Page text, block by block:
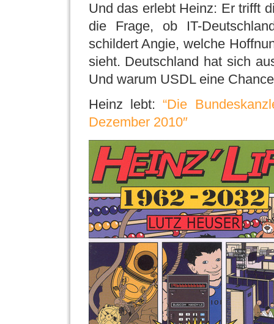
Und das erlebt Heinz: Er trifft
die Frage, ob IT-
schildert Angie, welche
sieht. Deutschland hat sich
Und warum USDL eine
Heinz lebt:“Die
Dezember 2010″